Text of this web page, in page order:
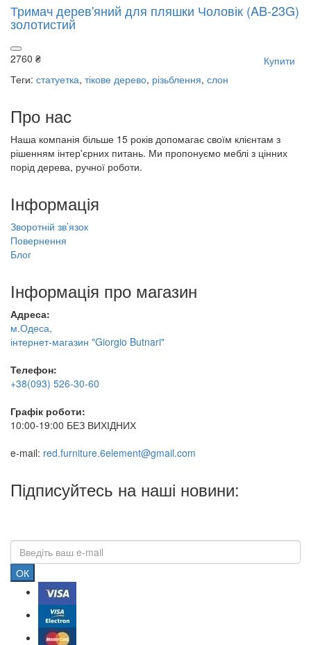
Тримач дерев'яний для пляшки Чоловік (AB-23G)
золотистий
2760 ₴
Купити
Теги: статуетка, тікове дерево, різьблення, слон
Про нас
Наша компанія більше 15 років допомагає своїм клієнтам з
рішенням інтер'єрних питань. Ми пропонуємо меблі з цінних
порід дерева, ручної роботи.
Інформація
Зворотній зв’язок
Повернення
Блог
Інформація про магазин
Адреса:
м.Одеса,
інтернет-магазин "Giorgio Butnari"
Телефон:
+38(093) 526-30-60
Графік роботи:
10:00-19:00 БЕЗ ВИХІДНИХ
e-mail: red.furniture.6element@gmail.com
Підписуйтесь на наші новини:
ОК